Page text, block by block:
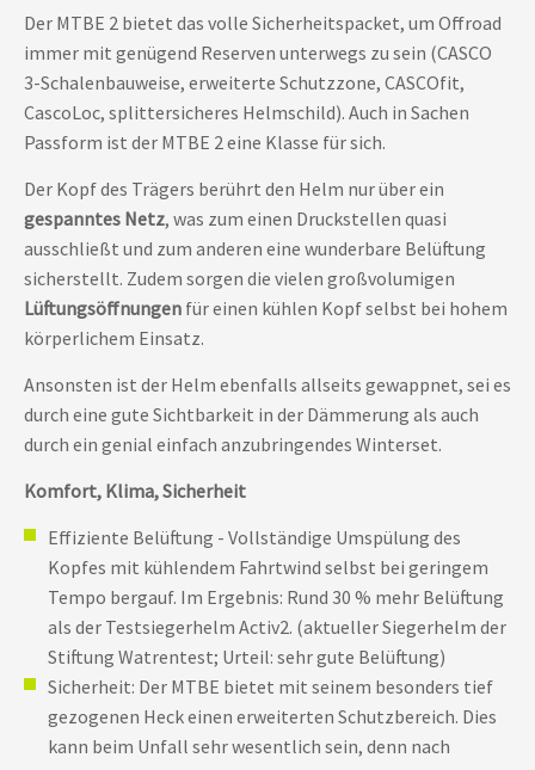
Der MTBE 2 bietet das volle Sicherheitspacket, um Offroad
immer mit genügend Reserven unterwegs zu sein (CASCO
3-Schalenbauweise, erweiterte Schutzzone, CASCOfit,
CascoLoc, splittersicheres Helmschild). Auch in Sachen
Passform ist der MTBE 2 eine Klasse für sich.
Der Kopf des Trägers berührt den Helm nur über ein
gespanntes Netz, was zum einen Druckstellen quasi
ausschließt und zum anderen eine wunderbare Belüftung
sicherstellt. Zudem sorgen die vielen großvolumigen
Lüftungsöffnungen für einen kühlen Kopf selbst bei hohem
körperlichem Einsatz.
Ansonsten ist der Helm ebenfalls allseits gewappnet, sei es
durch eine gute Sichtbarkeit in der Dämmerung als auch
durch ein genial einfach anzubringendes Winterset.
Komfort, Klima, Sicherheit
Effiziente Belüftung - Vollständige Umspülung des
Kopfes mit kühlendem Fahrtwind selbst bei geringem
Tempo bergauf. Im Ergebnis: Rund 30 % mehr Belüftung
als der Testsiegerhelm Activ2. (aktueller Siegerhelm der
Stiftung Watrentest; Urteil: sehr gute Belüftung)
Sicherheit: Der MTBE bietet mit seinem besonders tief
gezogenen Heck einen erweiterten Schutzbereich. Dies
kann beim Unfall sehr wesentlich sein, denn nach